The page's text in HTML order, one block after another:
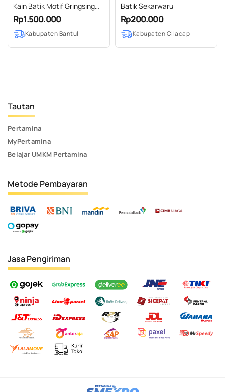
Kain Batik Motif Gringsing
Bintang
Rp1.500.000
Kabupaten Bantul
Batik Sekarwaru
Rp200.000
Kabupaten Cilacap
Tautan
Pertamina
MyPertamina
Belajar UMKM Pertamina
Metode Pembayaran
Jasa Pengiriman